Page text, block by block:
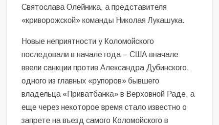
Святослава Олейника, а представителя
«криворожской» команды Николая Лукашука.
Новые неприятности у Коломойского
последовали в начале года – США вначале
ввели санкции против Александра Дубинского,
одного из главных «рупоров» бывшего
владельца «Приватбанка» в Верховной Раде, а
еще через некоторое время стало известно о
запрете на въезд самого Коломойского в